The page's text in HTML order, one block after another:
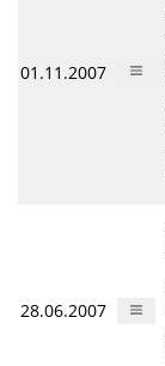
01.11.2007
28.06.2007